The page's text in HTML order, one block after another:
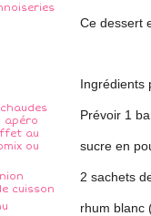
apéro
au
ou
cuisson
Ce dessert
Ingrédients
Prévoir 1
sucre en
2 sachets
rhum blanc